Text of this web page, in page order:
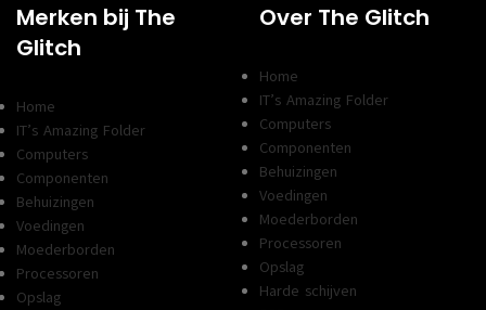
Merken bij The
Glitch
Home
IT’s Amazing Folder
Computers
Componenten
Behuizingen
Voedingen
Moederborden
Processoren
Opslag
Over The Glitch
Home
IT’s Amazing Folder
Computers
Componenten
Behuizingen
Voedingen
Moederborden
Processoren
Opslag
Harde schijven